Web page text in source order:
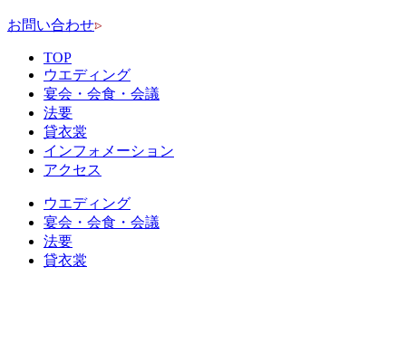
お問い合わせ
TOP
ウエディング
宴会・会食・会議
法要
貸衣裳
インフォメーション
アクセス
ウエディング
宴会・会食・会議
法要
貸衣裳